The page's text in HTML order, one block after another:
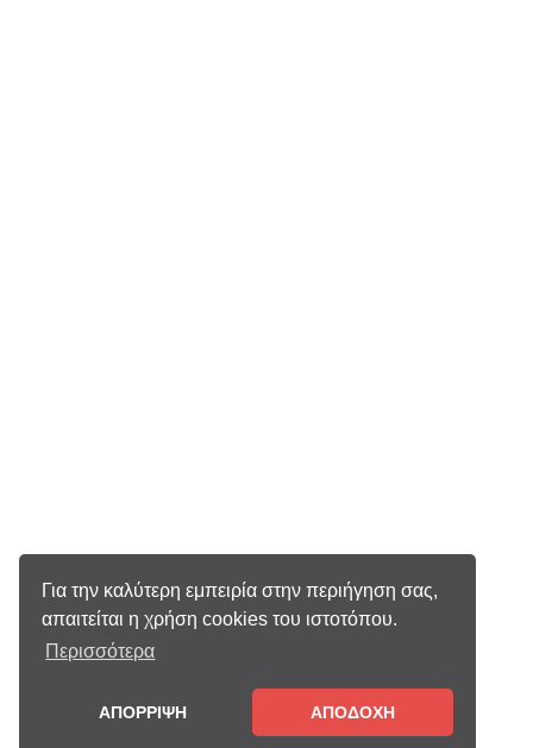
Για την καλύτερη εμπειρία στην περιήγηση σας,
απαιτείται η χρήση cookies του ιστοτόπου.
Περισσότερα
ΑΠΟΡΡΙΨΗ ΑΠΟΔΟΧΗ